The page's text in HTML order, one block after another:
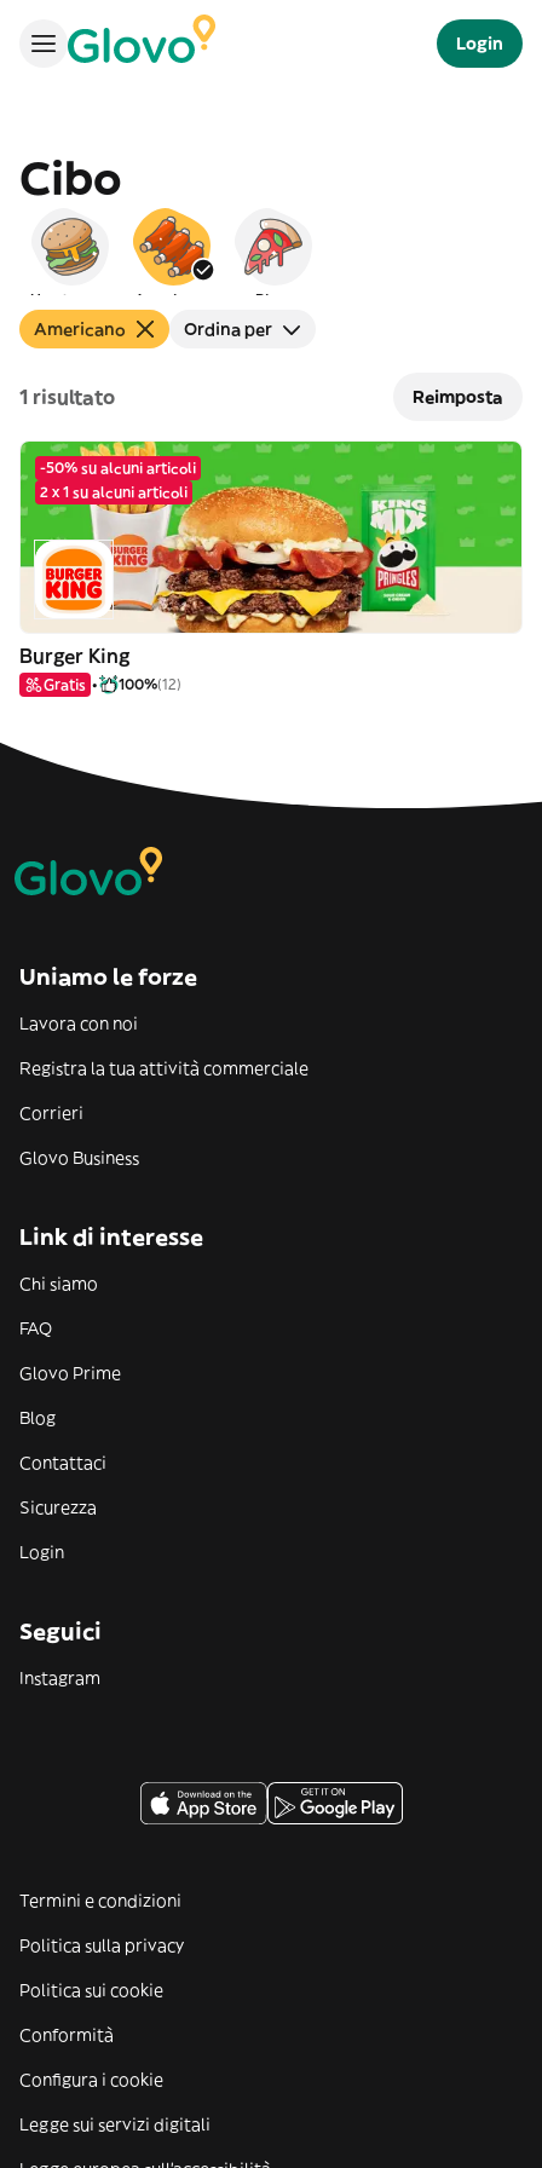
Login
Cibo
Hamburger Americano Pizza
Americano Ordina per
1 risultato Reimposta
-50% su alcuni articoli
2 x 1 su alcuni articoli
Burger King
Gratis 100%(12)
Uniamo le forze
Lavora con noi
Registra la tua attività commerciale
Corrieri
Glovo Business
Link di interesse
Chi siamo
FAQ
Glovo Prime
Blog
Contattaci
Sicurezza
Login
Seguici
Instagram
Termini e condizioni
Politica sulla privacy
Politica sui cookie
Conformità
Configura i cookie
Legge sui servizi digitali